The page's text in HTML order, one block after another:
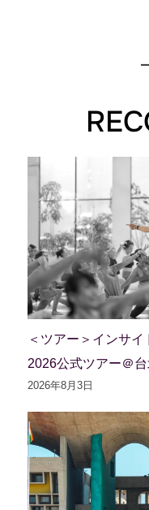
＜ツアー＞インサ
2026公式ツアー＠
2026年8月3日